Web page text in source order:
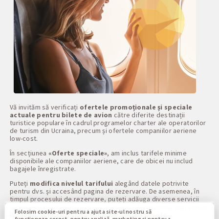
Vă invităm să verificați ofertele promoționale și speciale
actuale pentru bilete de avion către diferite destinații
turistice populare în cadrul programelor charter ale operatorilor
de turism din Ucraina, precum și ofertele companiilor aeriene
low-cost.
În secțiunea «Oferte speciale», am inclus tarifele minime
disponibile ale companiilor aeriene, care de obicei nu includ
bagajele înregistrate.
Puteți modifica nivelul tarifului alegând datele potrivite
pentru dvs. și accesând pagina de rezervare. De asemenea, în
timpul procesului de rezervare, puteți adăuga diverse servicii
în cabină, selectarea locului în cabina aeronavei etc.
Folosim cookie-uri pentru a ajuta site-ul nostru să